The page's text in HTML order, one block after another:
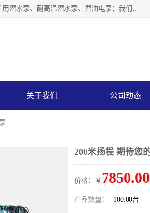
天津奥特泵业有限公司主要从事：不锈钢潜水泵、大流量潜水泵、高扬程潜水泵、矿用潜水泵、耐高温潜水泵、潜油电泵；我们以开发研制生产各种用途的水泵为主，历经十多年艰苦创业，已成为总资产达伍仟多万元，占地面积1万多平方米，年生产能力几百万（台）套，形成集设计研发、制造安装、技术服务于一体的现代规模型企业。
关于我们 公司动态
200米扬程 期待您
价格：￥ 7850.00
产品数量： 100.00台